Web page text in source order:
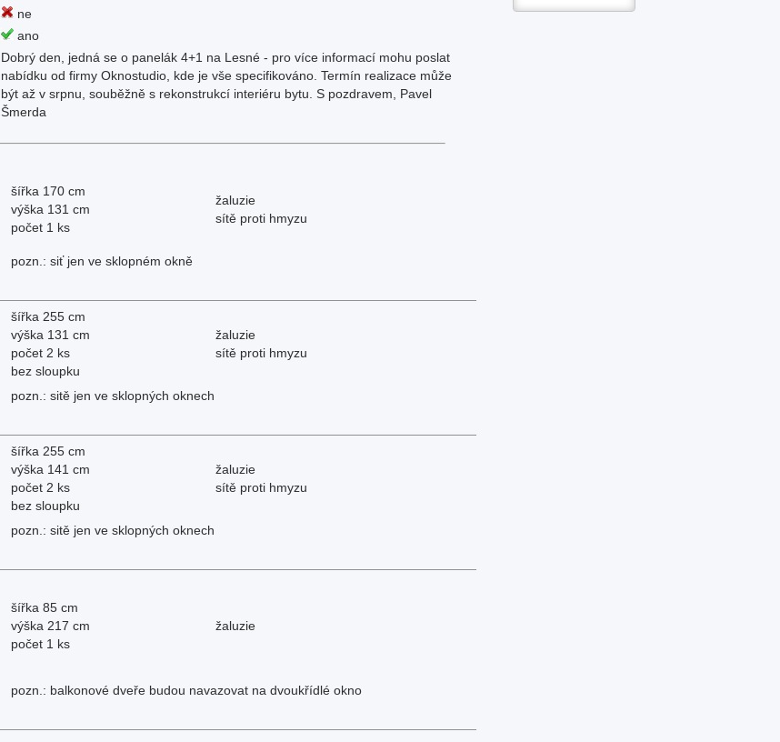
ne
ano
Dobrý den, jedná se o panelák 4+1 na Lesné - pro více informací mohu poslat
nabídku od firmy Oknostudio, kde je vše specifikováno. Termín realizace může
být až v srpnu, souběžně s rekonstrukcí interiéru bytu. S pozdravem, Pavel
Šmerda
šířka 170 cm
výška 131 cm
počet 1 ks
žaluzie
sítě proti hmyzu
pozn.: siť jen ve sklopném okně
šířka 255 cm
výška 131 cm
počet 2 ks
bez sloupku
žaluzie
sítě proti hmyzu
pozn.: sitě jen ve sklopných oknech
šířka 255 cm
výška 141 cm
počet 2 ks
bez sloupku
žaluzie
sítě proti hmyzu
pozn.: sitě jen ve sklopných oknech
šířka 85 cm
výška 217 cm
počet 1 ks
žaluzie
pozn.: balkonové dveře budou navazovat na dvoukřídlé okno